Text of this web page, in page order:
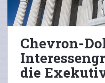
Chevron-
die